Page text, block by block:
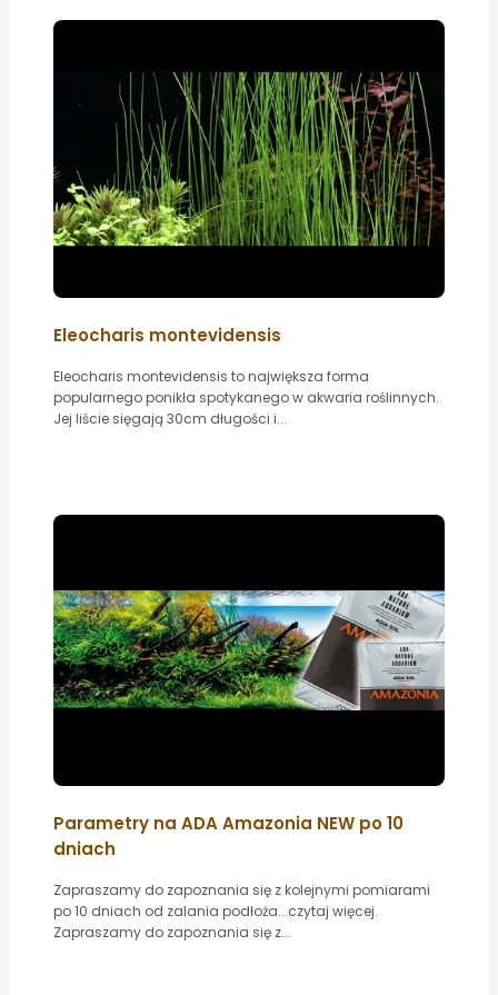
Eleocharis montevidensis
Eleocharis montevidensis to największa forma
popularnego ponikła spotykanego w akwaria roślinnych.
Jej liście sięgają 30cm długości i...
Parametry na ADA Amazonia NEW po 10
dniach
Zapraszamy do zapoznania się z kolejnymi pomiarami
po 10 dniach od zalania podłoża...czytaj więcej.
Zapraszamy do zapoznania się z...